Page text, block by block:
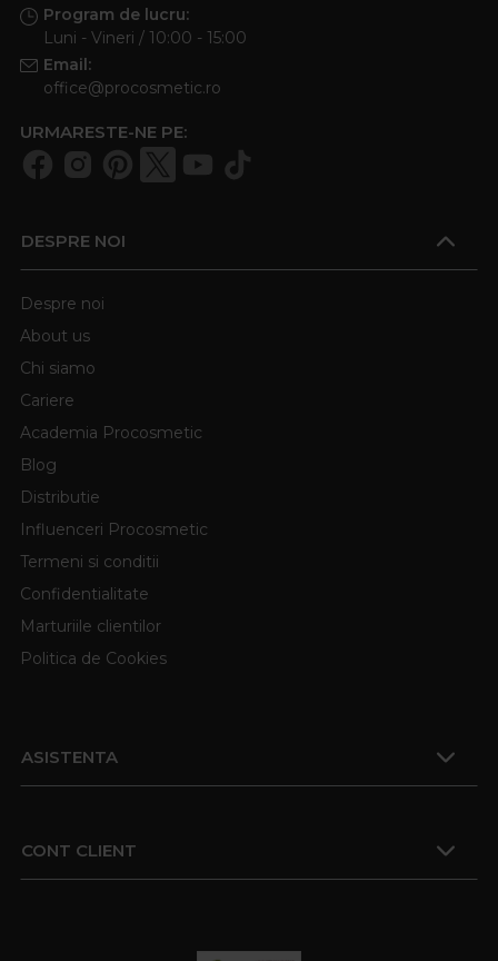
Program de lucru:
Luni - Vineri / 10:00 - 15:00
Email:
office@procosmetic.ro
URMARESTE-NE PE:
DESPRE NOI
Despre noi
About us
Chi siamo
Cariere
Academia Procosmetic
Blog
Distributie
Influenceri Procosmetic
Termeni si conditii
Confidentialitate
Marturiile clientilor
Politica de Cookies
ASISTENTA
CONT CLIENT